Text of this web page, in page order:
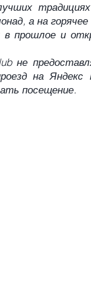
а на
прошлое и
не
на
посещение.